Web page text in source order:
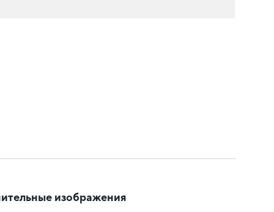
изображения